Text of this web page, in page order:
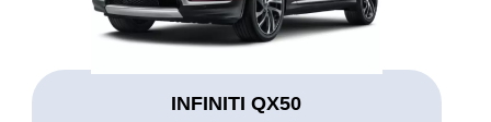
INFINITI QX50